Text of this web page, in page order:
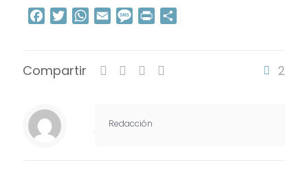
Facebook
TwitterWhatsApp
Email Message
Print
Compartir 2
Redacción